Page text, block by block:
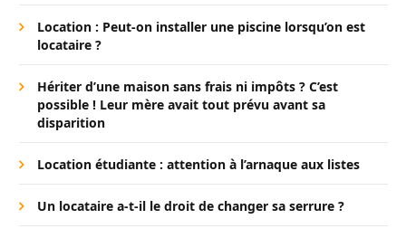
Location : Peut-on installer une piscine lorsqu’on est
locataire ?
Hériter d’une maison sans frais ni impôts ? C’est
possible ! Leur mère avait tout prévu avant sa
disparition
Location étudiante : attention à l’arnaque aux listes
Un locataire a-t-il le droit de changer sa serrure ?